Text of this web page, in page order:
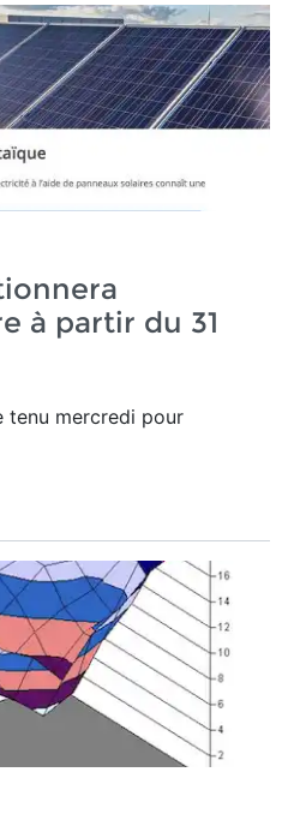
à partir du 31
tenu mercredi pour